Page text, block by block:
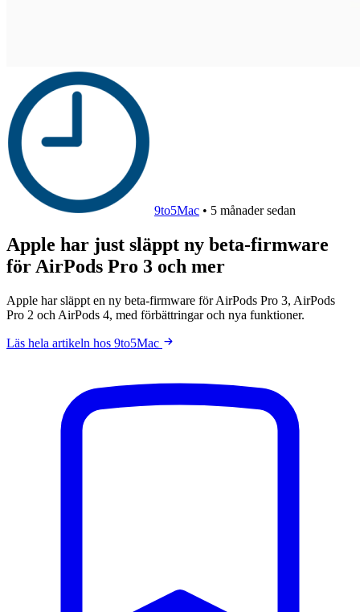
9to5Mac • 5 månader sedan
Apple har just släppt ny beta-firmware
för AirPods Pro 3 och mer
Apple har släppt en ny beta-firmware för AirPods Pro 3, AirPods
Pro 2 och AirPods 4, med förbättringar och nya funktioner.
Läs hela artikeln hos 9to5Mac